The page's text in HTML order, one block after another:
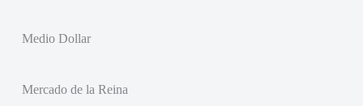
Medio Dollar
Mercado de la Reina